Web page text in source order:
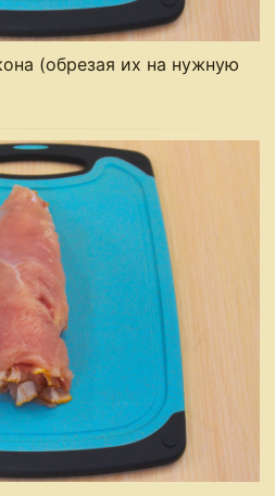
(обрезая их на нужную